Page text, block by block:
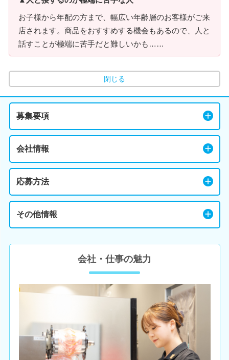
お子様から年配の方まで、幅広い年齢層のお客様がご来
店されます。商品をおすすめする機会もあるので、人と
話すことが極端に苦手だと難しいかも……
閉じる
募集要項
会社情報
応募方法
その他情報
会社・仕事の魅力